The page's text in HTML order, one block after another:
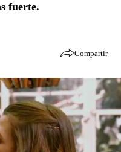
fuerte.
Compartir